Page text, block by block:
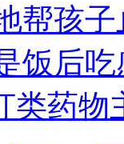
帮孩子
饭后吃
类药物